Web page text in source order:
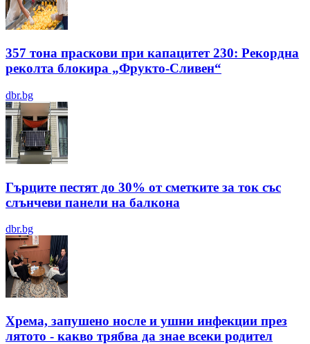
357 тона праскови при капацитет 230: Рекордна
реколта блокира „Фрукто-Сливен“
dbr.bg
Гърците пестят до 30% от сметките за ток със
слънчеви панели на балкона
dbr.bg
Хрема, запушено носле и ушни инфекции през
лятотo - какво трябва да знае всеки родител